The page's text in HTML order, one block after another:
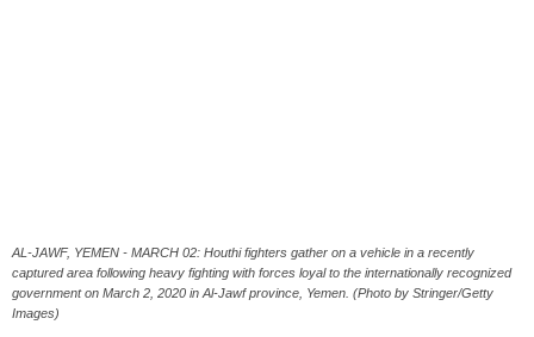
AL-JAWF, YEMEN - MARCH 02: Houthi fighters gather on a vehicle in a recently
captured area following heavy fighting with forces loyal to the internationally recognized
government on March 2, 2020 in Al-Jawf province, Yemen. (Photo by Stringer/Getty
Images)